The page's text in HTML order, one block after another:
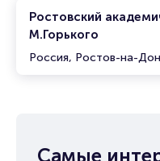
Ростовский
М.Горького
Россия, Ростов-на-
Самые